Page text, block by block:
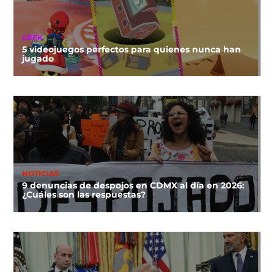
GEEK
5 videojuegos perfectos para quienes nunca han
jugado
NOTICIAS
9 denuncias de despojos en CDMX al día en 2026:
¿Cuáles son las respuestas?